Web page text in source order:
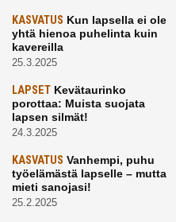
KASVATUS Kun lapsella ei ole
yhtä hienoa puhelinta kuin
kavereilla
25.3.2025
LAPSET Kevätaurinko
porottaa: Muista suojata
lapsen silmät!
24.3.2025
KASVATUS Vanhempi, puhu
työelämästä lapselle – mutta
mieti sanojasi!
25.2.2025